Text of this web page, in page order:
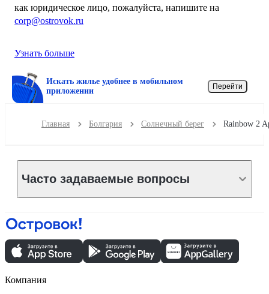
как юридическое лицо, пожалуйста, напишите на
corp@ostrovok.ru
Узнать больше
Искать жилье удобнее в мобильном
приложении
Перейти
Главная Болгария Солнечный берег
Часто задаваемые вопросы
Компания